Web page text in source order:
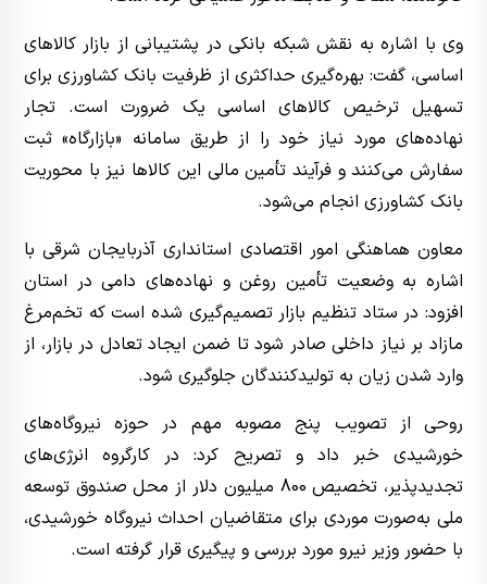
وی با اشاره به نقش شبکه بانکی در پشتیبانی از بازار کالاهای
اساسی، گفت: بهره‌گیری حداکثری از ظرفیت بانک کشاورزی برای
تسهیل ترخیص کالاهای اساسی یک ضرورت است. تجار
نهاده‌های مورد نیاز خود را از طریق سامانه «بازارگاه» ثبت
سفارش می‌کنند و فرآیند تأمین مالی این کالاها نیز با محوریت
بانک کشاورزی انجام می‌شود.
معاون هماهنگی امور اقتصادی استانداری آذربایجان‌ شرقی با
اشاره به وضعیت تأمین روغن و نهاده‌های دامی در استان
افزود: در ستاد تنظیم بازار تصمیم‌گیری شده است که تخم‌مرغ
مازاد بر نیاز داخلی صادر شود تا ضمن ایجاد تعادل در بازار، از
وارد شدن زیان به تولیدکنندگان جلوگیری شود.
روحی از تصویب پنج مصوبه مهم در حوزه نیروگاه‌های
خورشیدی خبر داد و تصریح کرد: در کارگروه انرژی‌های
تجدیدپذیر، تخصیص 800 میلیون دلار از محل صندوق توسعه
ملی به‌صورت موردی برای متقاضیان احداث نیروگاه خورشیدی،
با حضور وزیر نیرو مورد بررسی و پیگیری قرار گرفته است.